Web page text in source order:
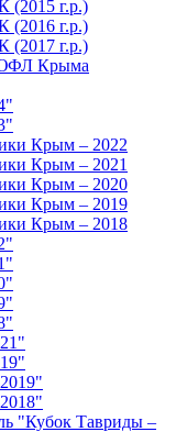
г.р.)
г.р.)
г.р.)
Крыма
Крым – 2022
Крым – 2021
Крым – 2020
Крым – 2019
Крым – 2018
"Кубок Тавриды –